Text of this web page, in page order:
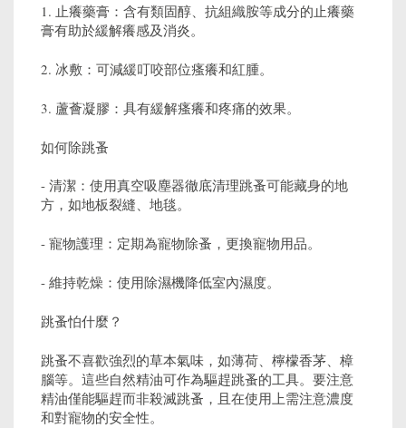
1. 止癢藥膏：含有類固醇、抗組織胺等成分的止癢藥
膏有助於緩解癢感及消炎。
2. 冰敷：可減緩叮咬部位瘙癢和紅腫。
3. 蘆薈凝膠：具有緩解瘙癢和疼痛的效果。
如何除跳蚤
- 清潔：使用真空吸塵器徹底清理跳蚤可能藏身的地
方，如地板裂縫、地毯。
- 寵物護理：定期為寵物除蚤，更換寵物用品。
- 維持乾燥：使用除濕機降低室內濕度。
跳蚤怕什麼？
跳蚤不喜歡強烈的草本氣味，如薄荷、檸檬香茅、樟
腦等。這些自然精油可作為驅趕跳蚤的工具。要注意
精油僅能驅趕而非殺滅跳蚤，且在使用上需注意濃度
和對寵物的安全性。